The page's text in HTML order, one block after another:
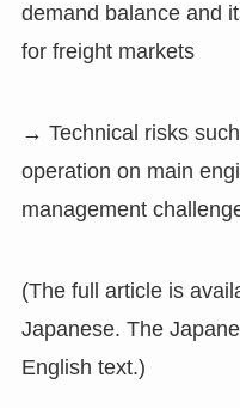
demand balance and
for freight markets
→ Technical risks
operation on main
management
(The full article is
Japanese. The
English text.)